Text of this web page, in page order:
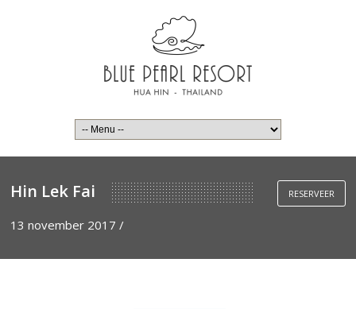
RESERVEER
Hin Lek Fai
13 november 2017 /